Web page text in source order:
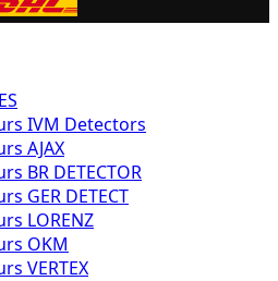
IVM Detectors
AJAX
BR DETECTOR
GER DETECT
LORENZ
OKM
VERTEX